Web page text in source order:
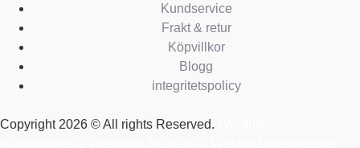
Kundservice
Frakt & retur
Köpvillkor
Blogg
integritetspolicy
Copyright 2026 © All rights Reserved.